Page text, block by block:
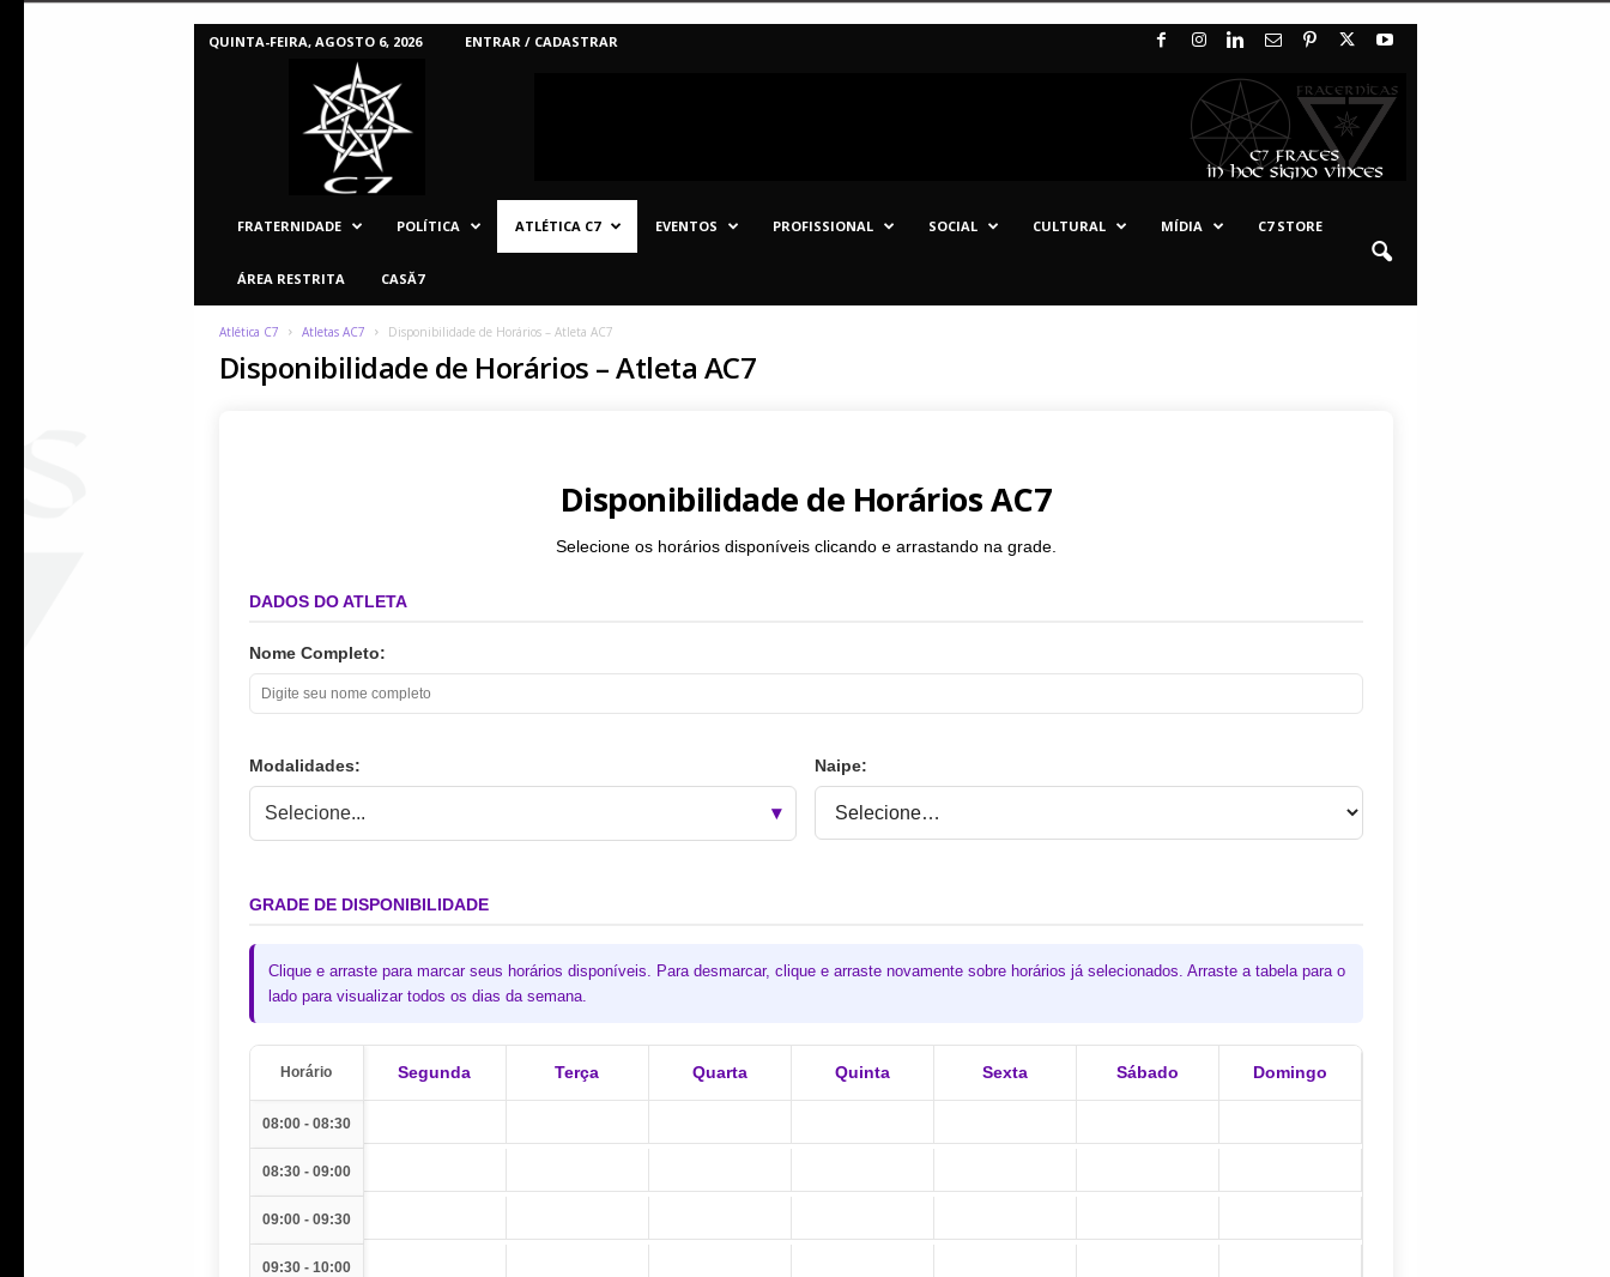
QUINTA-FEIRA, AGOSTO 6, 2026
ENTRAR / CADASTRAR
FRATERNIDADE
POLÍTICA ATLÉTICA C7 EVENTOS PROFISSIONAL SOCIAL CULTURAL MÍDIA C7 STORE
ÁREA RESTRITA CASĂ7
Atlética C7 Atletas AC7 Disponibilidade de Horários – Atleta AC7
Disponibilidade de Horários – Atleta AC7
Disponibilidade de Horários AC7
Selecione os horários disponíveis clicando e arrastando na grade.
DADOS DO ATLETA
Nome Completo:
Modalidades:
Selecione...
Naipe:
GRADE DE DISPONIBILIDADE
Clique e arraste para marcar seus horários disponíveis. Para desmarcar, clique e arraste novamente sobre horários já selecionados. Arraste a tabela para o
lado para visualizar todos os dias da semana.
Horário Segunda Terça Quarta Quinta Sexta Sábado Domingo
08:00 - 08:30
08:30 - 09:00
09:00 - 09:30
09:30 - 10:00